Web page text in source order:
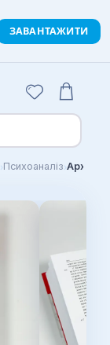
›Психоаналіз›
ЗАВАНТАЖИТИ